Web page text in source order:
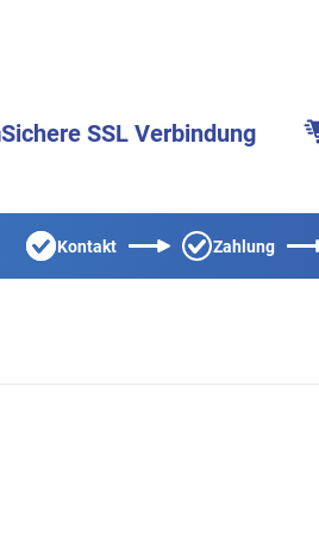
Sichere SSL Verbindung
Kontakt Zahlung